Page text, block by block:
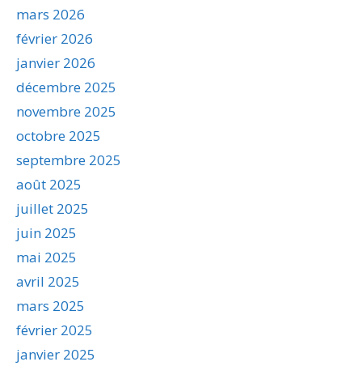
mars 2026
février 2026
janvier 2026
décembre 2025
novembre 2025
octobre 2025
septembre 2025
août 2025
juillet 2025
juin 2025
mai 2025
avril 2025
mars 2025
février 2025
janvier 2025